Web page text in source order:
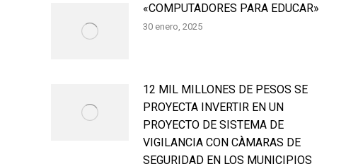
«COMPUTADORES PARA EDUCAR»
30 enero, 2025
12 MIL MILLONES DE PESOS SE
PROYECTA INVERTIR EN UN
PROYECTO DE SISTEMA DE
VIGILANCIA CON CÀMARAS DE
SEGURIDAD EN LOS MUNICIPIOS